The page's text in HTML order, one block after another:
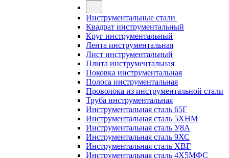
Инструментальные стали
Квадрат инструментальный
Круг инструментальный
Лента инструментальная
Лист инструментальный
Плита инструментальная
Поковка инструментальная
Полоса инструментальная
Проволока из инструментальной стали
Труба инструментальная
Инструментальная сталь 65Г
Инструментальная сталь 5ХНМ
Инструментальная сталь У8А
Инструментальная сталь 9ХС
Инструментальная сталь ХВГ
Инструментальная сталь 4Х5МФС